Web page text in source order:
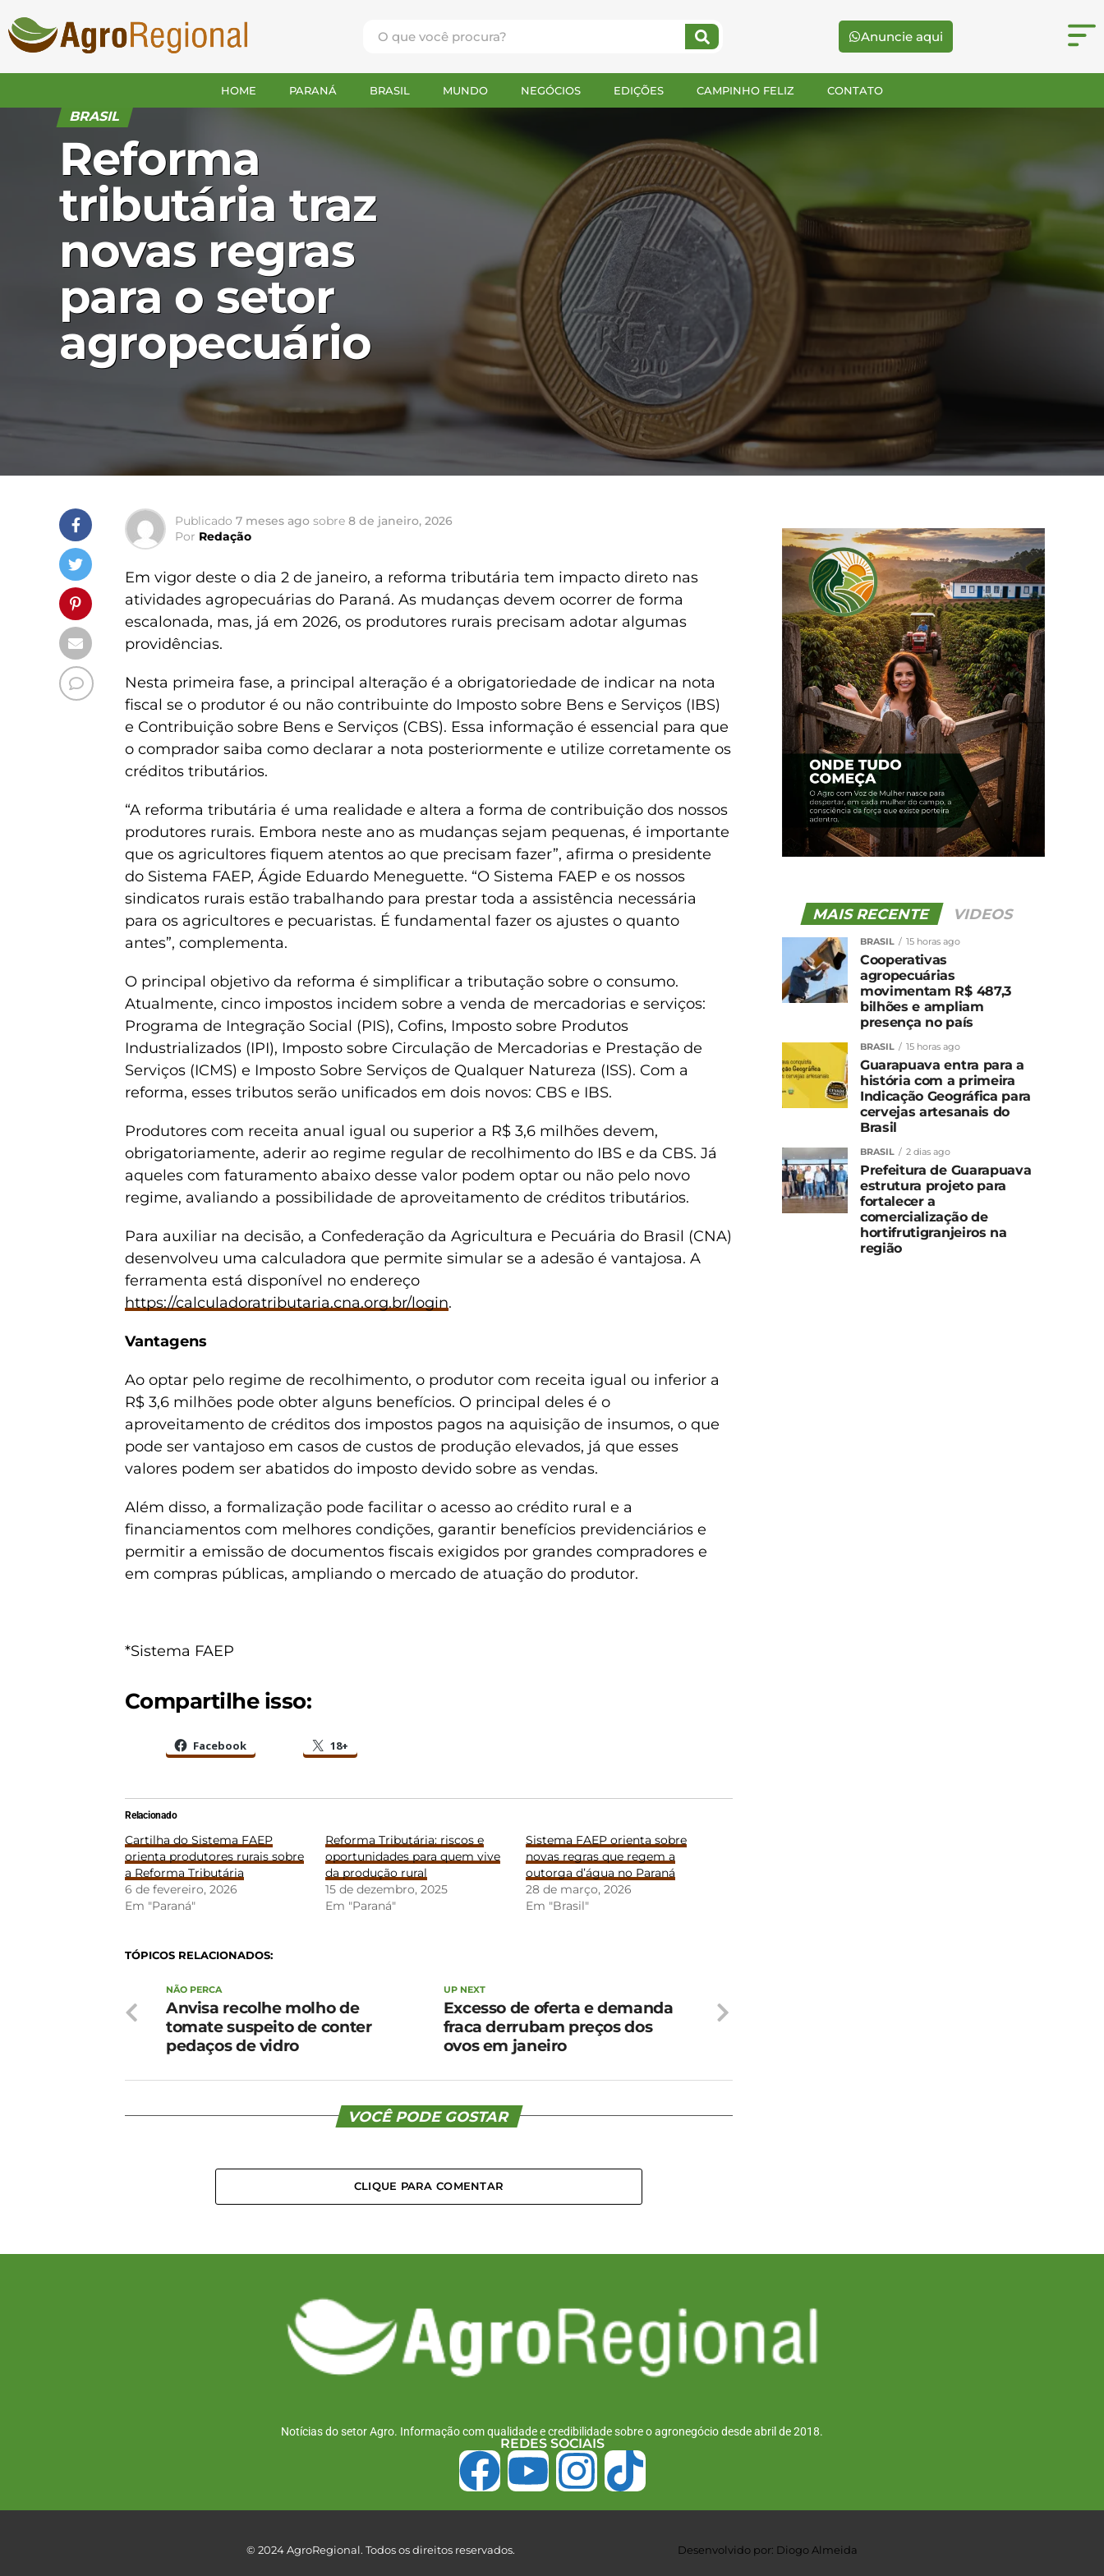
Anuncie aqui
HOME PARANÁ BRASIL MUNDO NEGÓCIOS EDIÇÕES CAMPINHO FELIZ CONTATO
BRASIL
Reforma
tributária traz
novas regras
para o setor
agropecuário
Publicado 7 meses ago sobre 8 de janeiro, 2026
Por Redação
Em vigor deste o dia 2 de janeiro, a reforma tributária tem impacto direto nas
atividades agropecuárias do Paraná. As mudanças devem ocorrer de forma
escalonada, mas, já em 2026, os produtores rurais precisam adotar algumas
providências.
Nesta primeira fase, a principal alteração é a obrigatoriedade de indicar na nota
fiscal se o produtor é ou não contribuinte do Imposto sobre Bens e Serviços (IBS)
e Contribuição sobre Bens e Serviços (CBS). Essa informação é essencial para que
o comprador saiba como declarar a nota posteriormente e utilize corretamente os
créditos tributários.
“A reforma tributária é uma realidade e altera a forma de contribuição dos nossos
produtores rurais. Embora neste ano as mudanças sejam pequenas, é importante
que os agricultores fiquem atentos ao que precisam fazer”, afirma o presidente
do Sistema FAEP, Ágide Eduardo Meneguette. “O Sistema FAEP e os nossos
sindicatos rurais estão trabalhando para prestar toda a assistência necessária
para os agricultores e pecuaristas. É fundamental fazer os ajustes o quanto
antes”, complementa.
O principal objetivo da reforma é simplificar a tributação sobre o consumo.
Atualmente, cinco impostos incidem sobre a venda de mercadorias e serviços:
Programa de Integração Social (PIS), Cofins, Imposto sobre Produtos
Industrializados (IPI), Imposto sobre Circulação de Mercadorias e Prestação de
Serviços (ICMS) e Imposto Sobre Serviços de Qualquer Natureza (ISS). Com a
reforma, esses tributos serão unificados em dois novos: CBS e IBS.
Produtores com receita anual igual ou superior a R$ 3,6 milhões devem,
obrigatoriamente, aderir ao regime regular de recolhimento do IBS e da CBS. Já
aqueles com faturamento abaixo desse valor podem optar ou não pelo novo
regime, avaliando a possibilidade de aproveitamento de créditos tributários.
Para auxiliar na decisão, a Confederação da Agricultura e Pecuária do Brasil (CNA)
desenvolveu uma calculadora que permite simular se a adesão é vantajosa. A
ferramenta está disponível no endereço
https://calculadoratributaria.cna.org.br/login.
Vantagens
Ao optar pelo regime de recolhimento, o produtor com receita igual ou inferior a
R$ 3,6 milhões pode obter alguns benefícios. O principal deles é o
aproveitamento de créditos dos impostos pagos na aquisição de insumos, o que
pode ser vantajoso em casos de custos de produção elevados, já que esses
valores podem ser abatidos do imposto devido sobre as vendas.
Além disso, a formalização pode facilitar o acesso ao crédito rural e a
financiamentos com melhores condições, garantir benefícios previdenciários e
permitir a emissão de documentos fiscais exigidos por grandes compradores e
em compras públicas, ampliando o mercado de atuação do produtor.
*Sistema FAEP
Compartilhe isso:
Facebook 18+
Relacionado
Cartilha do Sistema FAEP
orienta produtores rurais sobre
a Reforma Tributária
6 de fevereiro, 2026
Em "Paraná"
Reforma Tributária: riscos e
oportunidades para quem vive
da produção rural
15 de dezembro, 2025
Em "Paraná"
Sistema FAEP orienta sobre
novas regras que regem a
outorga d’água no Paraná
28 de março, 2026
Em "Brasil"
TÓPICOS RELACIONADOS:
UP NEXT
Excesso de oferta e demanda
fraca derrubam preços dos
ovos em janeiro
NÃO PERCA
Anvisa recolhe molho de
tomate suspeito de conter
pedaços de vidro
VOCÊ PODE GOSTAR
CLIQUE PARA COMENTAR
MAIS RECENTE VIDEOS
BRASIL 15 horas ago
Cooperativas
agropecuárias
movimentam R$ 487,3
bilhões e ampliam
presença no país
BRASIL 15 horas ago
Guarapuava entra para a
história com a primeira
Indicação Geográfica para
cervejas artesanais do
Brasil
BRASIL 2 dias ago
Prefeitura de Guarapuava
estrutura projeto para
fortalecer a
comercialização de
hortifrutigranjeiros na
região
Notícias do setor Agro. Informação com qualidade e credibilidade sobre o agronegócio desde abril de 2018.
REDES SOCIAIS
© 2024 AgroRegional. Todos os direitos reservados. Desenvolvido por: Diogo Almeida